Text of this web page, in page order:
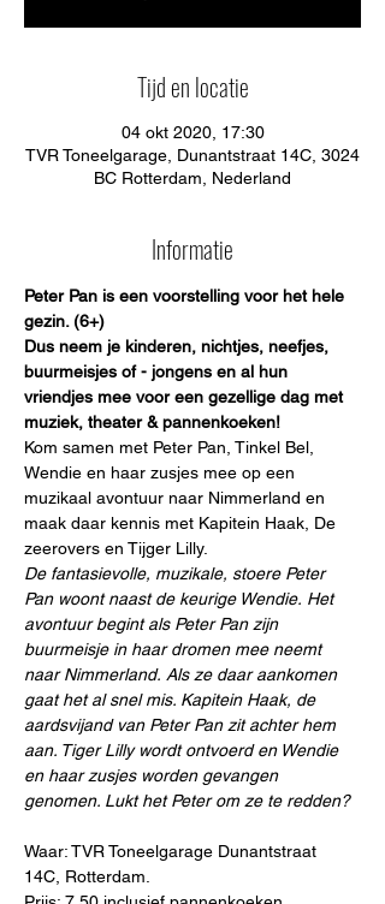
Tijd en locatie
04 okt 2020, 17:30
TVR Toneelgarage, Dunantstraat 14C, 3024
BC Rotterdam, Nederland
Informatie
Peter Pan is een voorstelling voor het hele
gezin. (6+)
Dus neem je kinderen, nichtjes, neefjes,
buurmeisjes of - jongens en al hun
vriendjes mee voor een gezellige dag met
muziek, theater & pannenkoeken!​
Kom samen met Peter Pan, Tinkel Bel,
Wendie en haar zusjes mee op een
muzikaal avontuur naar Nimmerland en
maak daar kennis met Kapitein Haak, De
zeerovers en Tijger Lilly.
De fantasievolle, muzikale, stoere Peter
Pan woont naast de keurige Wendie. Het
avontuur begint als Peter Pan zijn
buurmeisje in haar dromen mee neemt
naar Nimmerland. Als ze daar aankomen
gaat het al snel mis. Kapitein Haak, de
aardsvijand van Peter Pan zit achter hem
aan. Tiger Lilly wordt ontvoerd en Wendie
en haar zusjes worden gevangen
genomen. Lukt het Peter om ze te redden?
Waar: TVR Toneelgarage Dunantstraat
14C, Rotterdam.